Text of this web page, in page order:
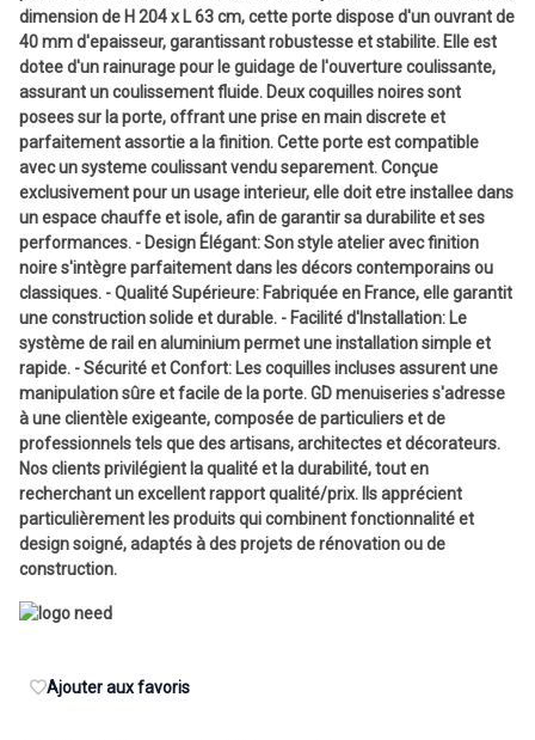
dimension de H 204 x L 63 cm, cette porte dispose d'un ouvrant de
40 mm d'epaisseur, garantissant robustesse et stabilite. Elle est
dotee d'un rainurage pour le guidage de l'ouverture coulissante,
assurant un coulissement fluide. Deux coquilles noires sont
posees sur la porte, offrant une prise en main discrete et
parfaitement assortie a la finition. Cette porte est compatible
avec un systeme coulissant vendu separement. Conçue
exclusivement pour un usage interieur, elle doit etre installee dans
un espace chauffe et isole, afin de garantir sa durabilite et ses
performances. - Design Élégant: Son style atelier avec finition
noire s'intègre parfaitement dans les décors contemporains ou
classiques. - Qualité Supérieure: Fabriquée en France, elle garantit
une construction solide et durable. - Facilité d'Installation: Le
système de rail en aluminium permet une installation simple et
rapide. - Sécurité et Confort: Les coquilles incluses assurent une
manipulation sûre et facile de la porte. GD menuiseries s'adresse
à une clientèle exigeante, composée de particuliers et de
professionnels tels que des artisans, architectes et décorateurs.
Nos clients privilégient la qualité et la durabilité, tout en
recherchant un excellent rapport qualité/prix. Ils apprécient
particulièrement les produits qui combinent fonctionnalité et
design soigné, adaptés à des projets de rénovation ou de
construction.
Ajouter aux favoris